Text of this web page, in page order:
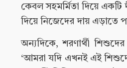
কেবল সহমর্মিতা দিয়ে একটি
দিয়ে নিজেদের দায় এড়াতে
অন্যদিকে, শরণার্থী
‘আমরা যদি এখনই এই